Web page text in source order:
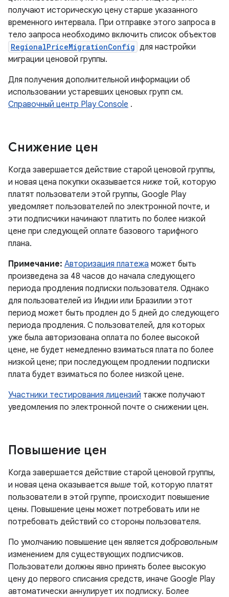
получают историческую цену старше указанного
временного интервала. При отправке этого запроса в
тело запроса необходимо включить список объектов
RegionalPriceMigrationConfig для настройки
миграции ценовой группы.
Для получения дополнительной информации об
использовании устаревших ценовых групп см.
Справочный центр Play Console .
Снижение цен
Когда завершается действие старой ценовой группы,
и новая цена покупки оказывается ниже той, которую
платят пользователи этой группы, Google Play
уведомляет пользователей по электронной почте, и
эти подписчики начинают платить по более низкой
цене при следующей оплате базового тарифного
плана.
Примечание: Авторизация платежа может быть
произведена за 48 часов до начала следующего
периода продления подписки пользователя. Однако
для пользователей из Индии или Бразилии этот
период может быть продлен до 5 дней до следующего
периода продления. С пользователей, для которых
уже была авторизована оплата по более высокой
цене, не будет немедленно взиматься плата по более
низкой цене; при последующем продлении подписки
плата будет взиматься по более низкой цене.
Участники тестирования лицензий также получают
уведомления по электронной почте о снижении цен.
Повышение цен
Когда завершается действие старой ценовой группы,
и новая цена оказывается выше той, которую платят
пользователи в этой группе, происходит повышение
цены. Повышение цены может потребовать или не
потребовать действий со стороны пользователя.
По умолчанию повышение цен являетсядобровольным
изменением для существующих подписчиков.
Пользователи должны явно принять более высокую
цену до первого списания средств, иначе Google Play
автоматически аннулирует их подписку. Более